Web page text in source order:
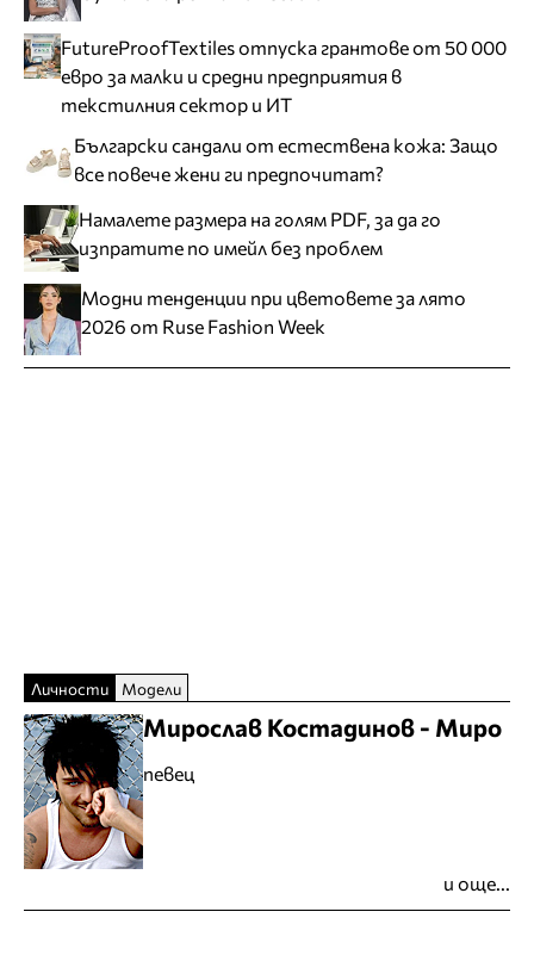
FutureProofTextiles отпуска грантове от 50 000
евро за малки и средни предприятия в
текстилния сектор и ИТ
Български сандали от естествена кожа: Защо
все повече жени ги предпочитат?
Намалете размера на голям PDF, за да го
изпратите по имейл без проблем
Модни тенденции при цветовете за лято
2026 от Ruse Fashion Week
Личности Модели
Мирослав Костадинов - Миро
певец
и още...